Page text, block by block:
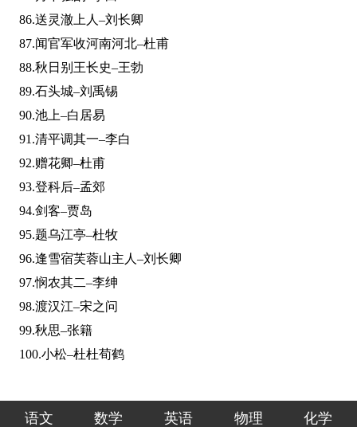
86.送灵澈上人–刘长卿
87.闻官军收河南河北–杜甫
88.秋日别王长史–王勃
89.石头城–刘禹锡
90.池上–白居易
91.清平调其一–李白
92.赠花卿–杜甫
93.登科后–孟郊
94.剑客–贾岛
95.题乌江亭–杜牧
96.逢雪宿芙蓉山主人–刘长卿
97.悯农其二–李绅
98.渡汉江–宋之问
99.秋思–张籍
100.小松–杜杜荀鹤
语文 数学 英语 物理 化学